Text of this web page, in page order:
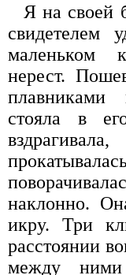
Я на своей
свидетелем
маленьком
нерест.
плавниками
стояла в
наклонно.
икру. Три
расстоянии
между